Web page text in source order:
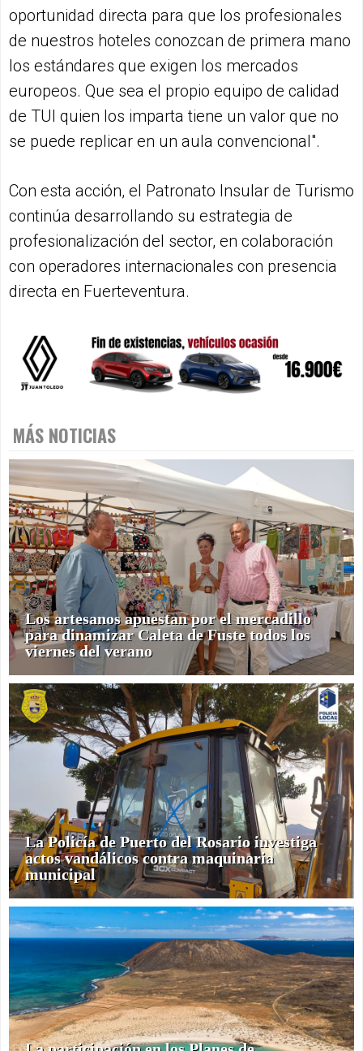
oportunidad directa para que los profesionales
de nuestros hoteles conozcan de primera mano
los estándares que exigen los mercados
europeos. Que sea el propio equipo de calidad
de TUI quien los imparta tiene un valor que no
se puede replicar en un aula convencional".
Con esta acción, el Patronato Insular de Turismo
continúa desarrollando su estrategia de
profesionalización del sector, en colaboración
con operadores internacionales con presencia
directa en Fuerteventura.
MÁS NOTICIAS
Los artesanos apuestan por el mercadillo
para dinamizar Caleta de Fuste todos los
viernes del verano
La Policía de Puerto del Rosario investiga
actos vandálicos contra maquinaria
municipal